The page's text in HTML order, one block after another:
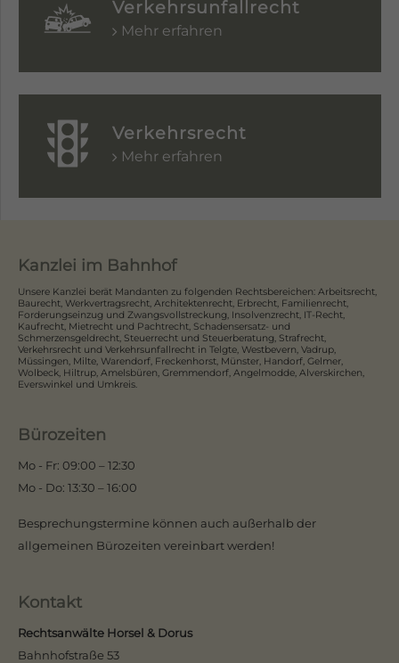
Verkehrsunfallrecht
Mehr erfahren
Verkehrsrecht
Mehr erfahren
Kanzlei im Bahnhof
Unsere Kanzlei berät Mandanten zu folgenden Rechtsbereichen: Arbeitsrecht,
Baurecht, Werkvertragsrecht, Architektenrecht, Erbrecht, Familienrecht,
Forderungseinzug und Zwangsvollstreckung, Insolvenzrecht, IT-Recht,
Kaufrecht, Mietrecht und Pachtrecht, Schadensersatz- und
Schmerzensgeldrecht, Steuerrecht und Steuerberatung, Strafrecht,
Verkehrsrecht und Verkehrsunfallrecht in Telgte, Westbevern, Vadrup,
Müssingen, Milte, Warendorf, Freckenhorst, Münster, Handorf, Gelmer,
Wolbeck, Hiltrup, Amelsbüren, Gremmendorf, Angelmodde, Alverskirchen,
Everswinkel und Umkreis.
Bürozeiten
Mo - Fr: 09:00 – 12:30
Mo - Do: 13:30 – 16:00
Besprechungstermine können auch außerhalb der
allgemeinen Bürozeiten vereinbart werden!
Kontakt
Rechtsanwälte Horsel & Dorus
Bahnhofstraße 53